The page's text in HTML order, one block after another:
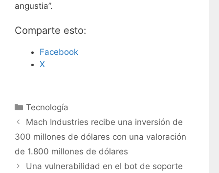
angustia”.
Comparte esto:
Facebook
X
C
a
e
g
o
Tecnología
Mach Industries recibe una inversión de
300 millones de dólares con una valoración
de 1.800 millones de dólares
Una vulnerabilidad en el bot de soporte